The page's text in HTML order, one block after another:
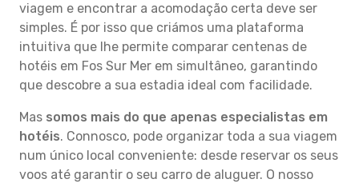
viagem e encontrar a acomodação certa deve ser
simples. É por isso que criámos uma plataforma
intuitiva que lhe permite comparar centenas de
hotéis em Fos Sur Mer em simultâneo, garantindo
que descobre a sua estadia ideal com facilidade.
Mas somos mais do que apenas especialistas em
hotéis. Connosco, pode organizar toda a sua viagem
num único local conveniente: desde reservar os seus
voos até garantir o seu carro de aluguer. O nosso